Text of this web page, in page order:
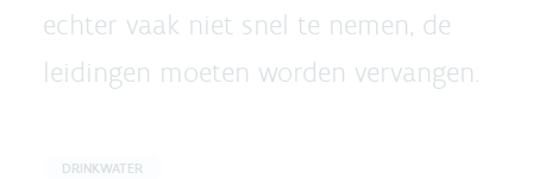
echter vaak niet snel te nemen, de
leidingen moeten worden vervangen.
DRINKWATER